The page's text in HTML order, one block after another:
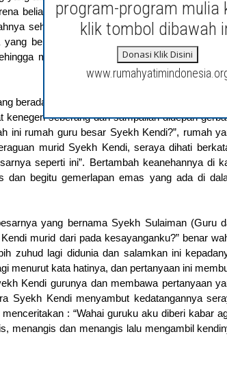
program-program mulia
klik tombol dibawah
Donasi Klik Disini
beliau tidak lepas dengan kendi tersebut
sehingga beliau tidak memiliki harta
beliau sayangi. Keta’atan dan
muridnya pun menjunjung tinggi ahlak
berada dinegeri seberang dan akhirnya
seberang dan sampailah didepan
ini rumah guru besar Syekh Kendi?”, rumah
murid Syekh Kendi, seraya dihati
seperti ini”. Bertambah keanehannya di
dan begitu gemerlapan emas yang ada di
yang bernama Syekh Sulaiman (Guru
murid dari pada kesayanganku?” benar
zuhud lagi didunia dan salamkan ini
menurut kata hatinya, dan pertanyaan ini
Kendi gurunya dan membawa pertanyaan
Syekh Kendi menyambut kedatangannya
: “Wahai guruku aku diberi kabar
menangis dan menangis lalu mengambil